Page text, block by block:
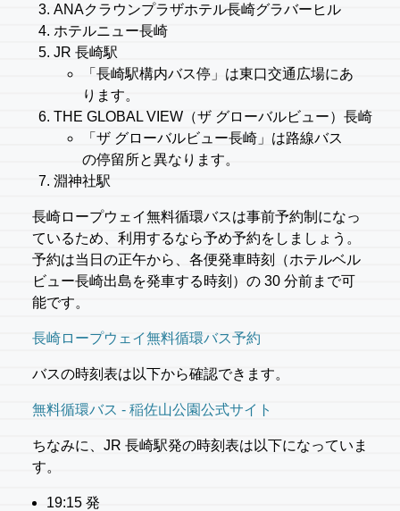
ANAクラウンプラザホテル長崎グラバーヒル
ホテルニュー長崎
JR 長崎駅
「長崎駅構内バス停」は東口交通広場にあ
ります。
THE GLOBAL VIEW（ザ グローバルビュー）長崎
「ザ グローバルビュー長崎」は路線バス
の停留所と異なります。
淵神社駅
長崎ロープウェイ無料循環バスは事前予約制になっ
ているため、利用するなら予め予約をしましょう。
予約は当日の正午から、各便発車時刻（ホテルベル
ビュー長崎出島を発車する時刻）の 30 分前まで可
能です。
長崎ロープウェイ無料循環バス予約
バスの時刻表は以下から確認できます。
無料循環バス - 稲佐山公園公式サイト
ちなみに、JR 長崎駅発の時刻表は以下になっていま
す。
19:15 発